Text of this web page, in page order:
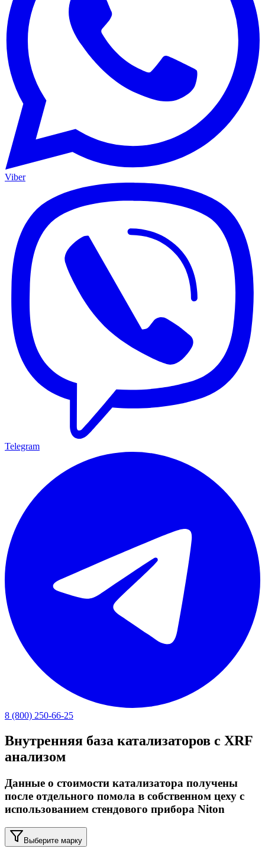
Viber
Telegram
8 (800) 250-66-25
Внутренняя база катализаторов с XRF
анализом
Данные о стоимости катализатора получены
после отдельного помола в собственном цеху с
использованием стендового прибора Niton
Выберите марку